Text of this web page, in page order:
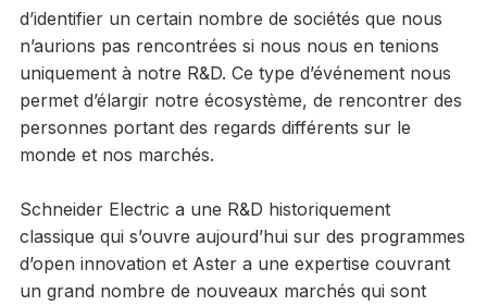
d’identifier un certain nombre de sociétés que nous
n’aurions pas rencontrées si nous nous en tenions
uniquement à notre R&D. Ce type d’événement nous
permet d’élargir notre écosystème, de rencontrer des
personnes portant des regards différents sur le
monde et nos marchés.
Schneider Electric a une R&D historiquement
classique qui s’ouvre aujourd’hui sur des programmes
d’open innovation et Aster a une expertise couvrant
un grand nombre de nouveaux marchés qui sont